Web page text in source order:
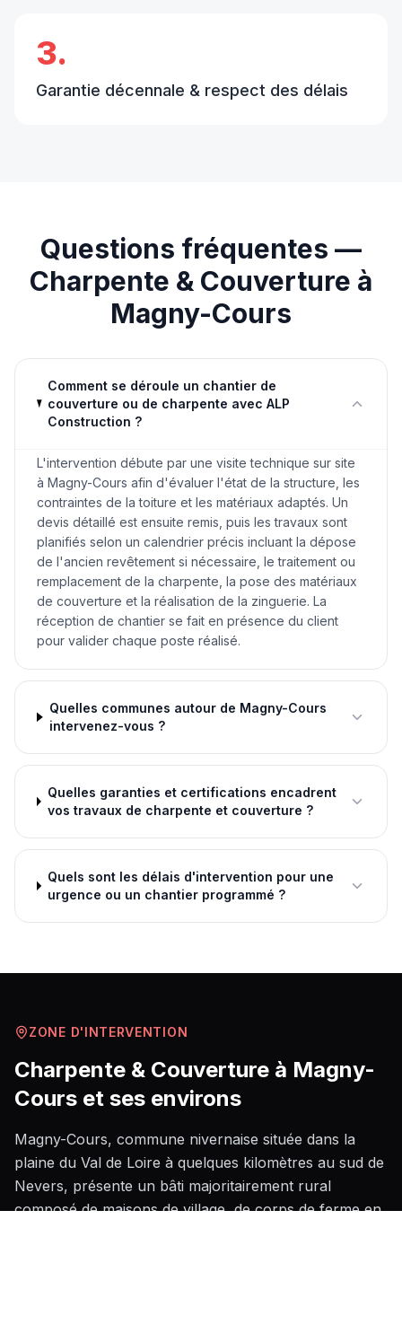
3.
Garantie décennale & respect des délais
Questions fréquentes —
Charpente & Couverture à
Magny-Cours
Comment se déroule un chantier de
couverture ou de charpente avec ALP
Construction ?
L'intervention débute par une visite technique sur site
à Magny-Cours afin d'évaluer l'état de la structure, les
contraintes de la toiture et les matériaux adaptés. Un
devis détaillé est ensuite remis, puis les travaux sont
planifiés selon un calendrier précis incluant la dépose
de l'ancien revêtement si nécessaire, le traitement ou
remplacement de la charpente, la pose des matériaux
de couverture et la réalisation de la zinguerie. La
réception de chantier se fait en présence du client
pour valider chaque poste réalisé.
Quelles communes autour de Magny-Cours
intervenez-vous ?
Quelles garanties et certifications encadrent
vos travaux de charpente et couverture ?
Quels sont les délais d'intervention pour une
urgence ou un chantier programmé ?
ZONE D'INTERVENTION
Charpente & Couverture à Magny-
Cours et ses environs
Magny-Cours, commune nivernaise située dans la
plaine du Val de Loire à quelques kilomètres au sud de
Nevers, présente un bâti majoritairement rural
composé de maisons de village, de corps de ferme en